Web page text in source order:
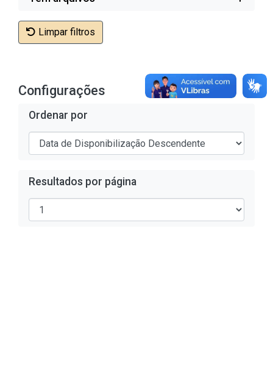
Limpar filtros
Configurações
Ordenar por
Resultados por página